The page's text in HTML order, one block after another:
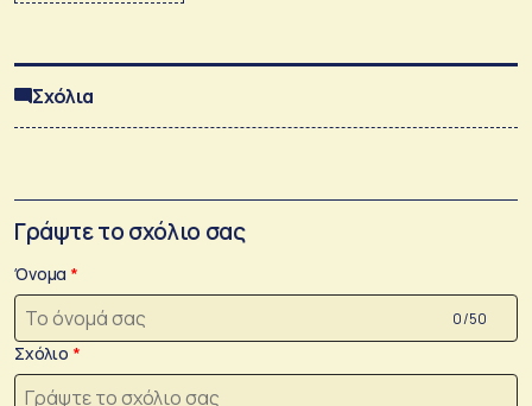
Σχόλια
Γράψτε το σχόλιο σας
Όνομα
0 /50
Σχόλιο